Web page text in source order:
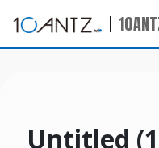
Untitled